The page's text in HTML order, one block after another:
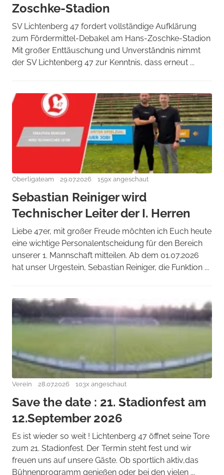
Zoschke-Stadion
SV Lichtenberg 47 fordert vollständige Aufklärung
zum Fördermittel-Debakel am Hans-Zoschke-Stadion
Mit großer Enttäuschung und Unverständnis nimmt
der SV Lichtenberg 47 zur Kenntnis, dass erneut ...
Oberligateam 29.07.2026 159x angeschaut
Sebastian Reiniger wird
Technischer Leiter der I. Herren
Liebe 47er, mit großer Freude möchten ich Euch heute
eine wichtige Personalentscheidung für den Bereich
unserer 1. Mannschaft mitteilen. Ab dem 01.07.2026
hat unser Urgestein, Sebastian Reiniger, die Funktion ...
Verein 28.07.2026 103x angeschaut
Save the date : 21. Stadionfest am
12.September 2026
Es ist wieder so weit ! Lichtenberg 47 öffnet seine Tore
zum 21. Stadionfest. Der Termin steht fest und wir
freuen uns auf unsere Gäste. Ob sportlich aktiv,das
Bühnenprogramm genießen oder bei den vielen ...